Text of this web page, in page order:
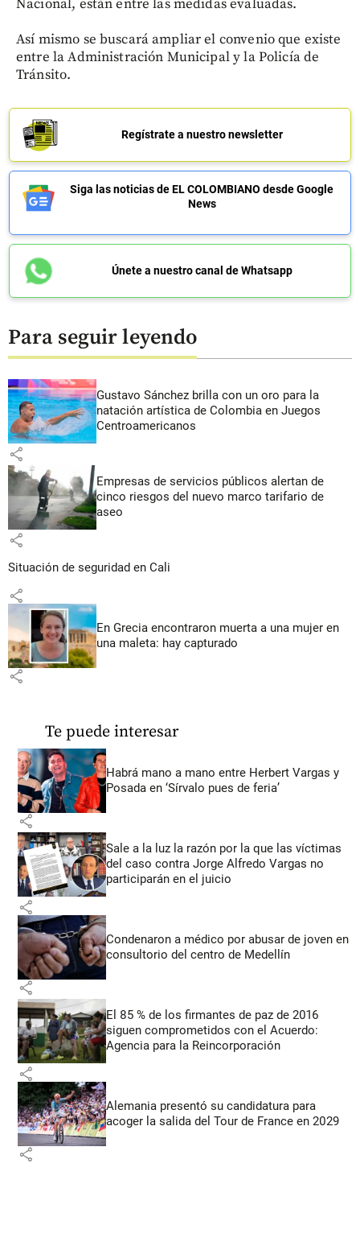
Nacional, están entre las medidas evaluadas.
Así mismo se buscará ampliar el convenio que existe
entre la Administración Municipal y la Policía de
Tránsito.
Regístrate a nuestro newsletter
Siga las noticias de EL COLOMBIANO desde Google
News
Únete a nuestro canal de Whatsapp
Para seguir leyendo
Gustavo Sánchez brilla con un oro para la
natación artística de Colombia en Juegos
Centroamericanos
share
Empresas de servicios públicos alertan de
cinco riesgos del nuevo marco tarifario de
aseo
share
Situación de seguridad en Cali
share
En Grecia encontraron muerta a una mujer en
una maleta: hay capturado
share
Te puede interesar
Habrá mano a mano entre Herbert Vargas y
Posada en ‘Sírvalo pues de feria’
share
Sale a la luz la razón por la que las víctimas
del caso contra Jorge Alfredo Vargas no
participarán en el juicio
share
Condenaron a médico por abusar de joven en
consultorio del centro de Medellín
share
El 85 % de los firmantes de paz de 2016
siguen comprometidos con el Acuerdo:
Agencia para la Reincorporación
share
Alemania presentó su candidatura para
acoger la salida del Tour de France en 2029
share